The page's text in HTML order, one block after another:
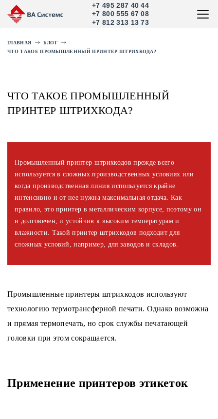
+7 495 287 40 44
+7 800 555 67 08
+7 812 313 13 73
ГЛАВНАЯ
БЛОГ
ЧТО ТАКОЕ ПРОМЫШЛЕННЫЙ ПРИНТЕР ШТРИХКОДА?
ЧТО ТАКОЕ ПРОМЫШЛЕННЫЙ
ПРИНТЕР ШТРИХКОДА?
Промышленный принтер штрихкодов прежде всего
используется в сложных производственных условиях или
когда производственная линия используется крайне
интенсивно и от нее нужна максимальная отдача. Как
правило, это принтер в металлическим корпусе, поэтому он
и долговечен, и устойчив к высоким температурам и
влажности. Такой принтер штрихкодов подходит для
сложных условий, например, для заводов и складов.
Промышленные принтеры штрихкодов используют
технологию термотрансферной печати. Однако возможна
и прямая термопечать, но срок службы печатающей
головки при этом сокращается.
Применение принтеров этикеток